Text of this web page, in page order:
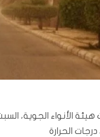
الأنواء الجوية،
الحرارة